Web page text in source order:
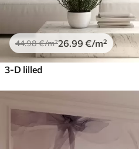
44.98€/m²26 .99 €/m²
3-D lilled